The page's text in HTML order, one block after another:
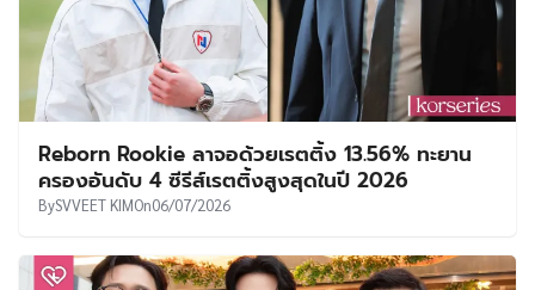
Reborn Rookie ลาจอด้วยเรตติ้ง 13.56% ทะยาน
ครองอันดับ 4 ซีรีส์เรตติ้งสูงสุดในปี 2026
BySVVEET KIMOn06/07/2026